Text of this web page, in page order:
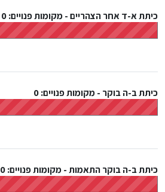
כיתת א-ד אחר הצהריים-מקומות פנויים: 0
כיתת ב-ה בוקר -מקומות פנויים: 0
כיתת ב-ה בוקר התאמות-מקומות פנויים: 0